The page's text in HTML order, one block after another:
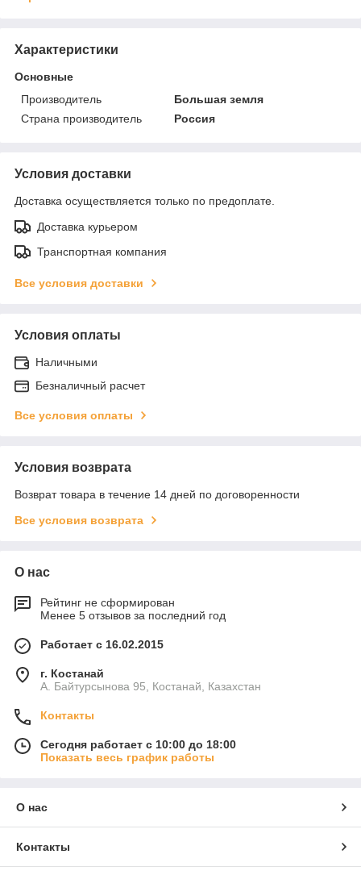
Характеристики
Основные
Производитель
Большая земля
Страна производитель
Россия
Условия доставки
Доставка осуществляется только по предоплате.
Доставка курьером
Транспортная компания
Все условия доставки
Условия оплаты
Наличными
Безналичный расчет
Все условия оплаты
Условия возврата
Возврат товара в течение 14 дней по договоренности
Все условия возврата
О нас
Рейтинг не сформирован
Менее 5 отзывов за последний год
Работает с 16.02.2015
г. Костанай
А. Байтурсынова 95, Костанай, Казахстан
Контакты
Сегодня работает с 10:00 до 18:00
Показать весь график работы
О нас
Контакты